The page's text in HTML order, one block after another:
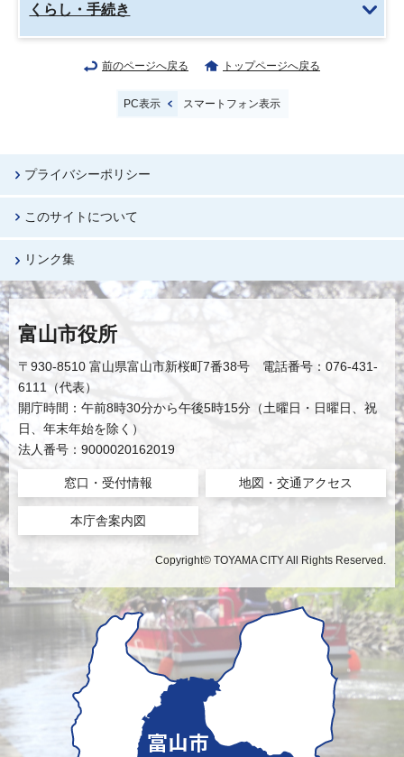
くらし・手続き
前のページへ戻る トップページへ戻る
PC表示 スマートフォン表示
プライバシーポリシー
このサイトについて
リンク集
富山市役所
〒930-8510 富山県富山市新桜町7番38号 電話番号：076-431-
6111（代表）
開庁時間：午前8時30分から午後5時15分（土曜日・日曜日、祝
日、年末年始を除く）
法人番号：9000020162019
窓口・受付情報 地図・交通アクセス
本庁舎案内図
Copyright© TOYAMA CITY All Rights Reserved.